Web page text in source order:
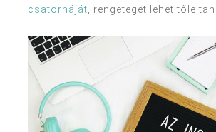
csatornáját , rengeteget lehet tőle